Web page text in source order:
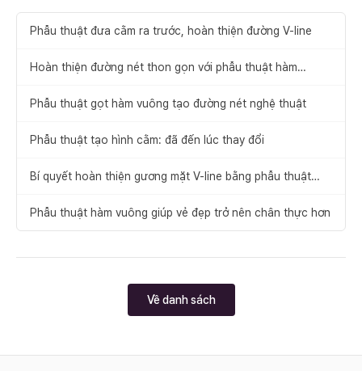
Phẫu thuật đưa cằm ra trước, hoàn thiện đường V-line
Hoàn thiện đường nét thon gọn với phẫu thuật hàm
Phẫu thuật gọt hàm vuông tạo đường nét nghệ thuật
Phẫu thuật tạo hình cằm: đã đến lúc thay đổi
Bí quyết hoàn thiện gương mặt V-line bằng phẫu thuật
Phẫu thuật hàm vuông giúp vẻ đẹp trở nên chân thực hơn
Về danh sách